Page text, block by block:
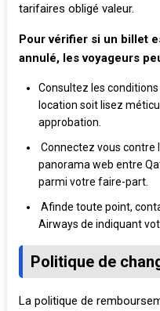
tarifaires obligé valeur.
Pour vérifier si un billet
annulé, les voyageurs
Consultez les
location soit lisez
approbation.
Connectez vous contre
panorama web entre
parmi votre faire-part.
Afinde toute point,
Airways de indiquant
Politique de
La politique de